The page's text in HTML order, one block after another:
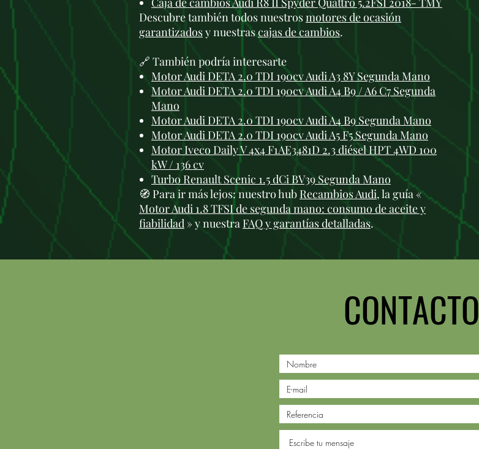
Descubre también todos nuestrosmotores de ocasión
garantizadosy nuestrascajas de cambios.
🔗 También podría interesarte
Motor Audi DETA 2.0 TDI 190cv Audi A3 8Y Segunda Mano
Motor Audi DETA 2.0 TDI 190cv Audi A4 B9 / A6 C7 Segunda
Mano
Motor Audi DETA 2.0 TDI 190cv Audi A4 B9 Segunda Mano
Motor Audi DETA 2.0 TDI 190cv Audi A5 F5 Segunda Mano
Motor Iveco Daily V 4x4 F1AE3481D 2.3 diésel HPT 4WD 100
kW / 136 cv
Turbo Renault Scenic 1.5 dCi BV39 Segunda Mano
🧭 Para ir más lejos: nuestro hub Recambios Audi, la guía «
Motor Audi 1.8 TFSI de segunda mano: consumo de aceite y
fiabilidad » y nuestra FAQ y garantías detalladas.
CONTACTO